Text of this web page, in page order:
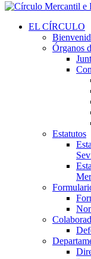
EL CÍRCULO
Órganos
Estatutos